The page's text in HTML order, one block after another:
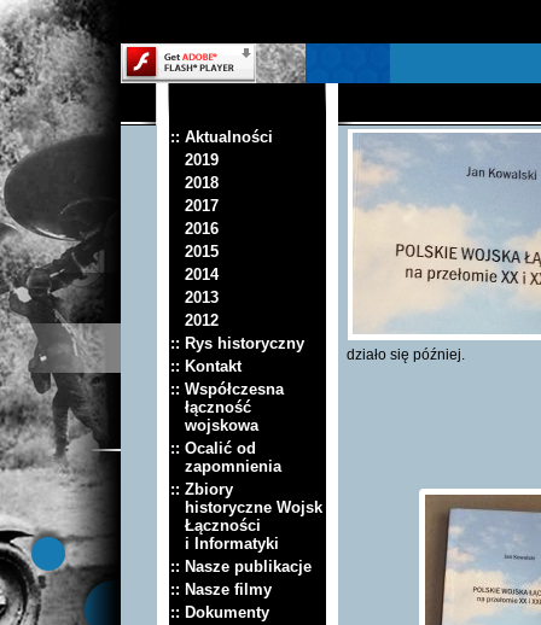
:: Aktualności
2019
2018
2017
2016
2015
2014
2013
2012
:: Rys historyczny
:: Kontakt
:: Współczesna
łączność
wojskowa
:: Ocalić od
zapomnienia
:: Zbiory
historyczne Wojsk
Łączności
i Informatyki
:: Nasze publikacje
:: Nasze filmy
:: Dokumenty
działo się później.